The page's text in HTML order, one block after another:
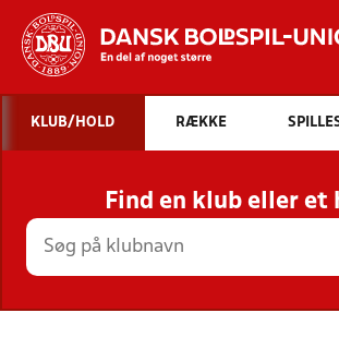
Hvad
INDHOLD
STILLINGER, RESULTATER,
HOLD
KLUB/HOLD RÆKKE
Find en klub eller et